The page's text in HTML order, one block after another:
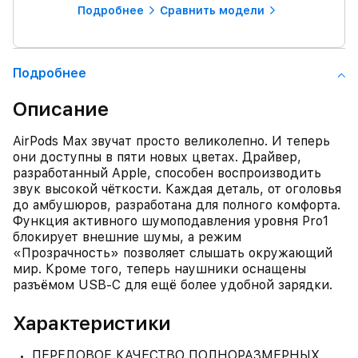
Подробнее Сравнить модели
Подробнее
Описание
AirPods Max звучат просто великолепно. И теперь
они доступны в пяти новых цветах. Драйвер,
разработанный Apple, способен воспроизводить
звук высокой чёткости. Каждая деталь, от оголовья
до амбушюров, разработана для полного комфорта.
Функция активного шумоподавления уровня Pro1
блокирует внешние шумы, а режим
«Прозрачность» позволяет слышать окружающий
мир. Кроме того, теперь наушники оснащены
разъёмом USB‑C для ещё более удобной зарядки.
Характеристики